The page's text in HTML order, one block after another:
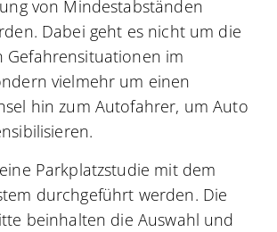
von Mindestabständen
Dabei geht es nicht um die
Gefahrensituationen im
vielmehr um einen
hin zum Autofahrer, um Auto
Parkplatzstudie mit dem
durchgeführt werden. Die
beinhalten die Auswahl und